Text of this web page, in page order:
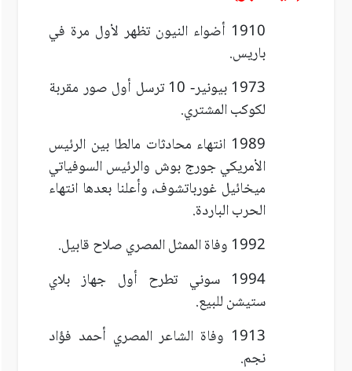
1910 أضواء النيون تظهر لأول مرة في
باريس.
1973 بيونير- 10 ترسل أول صور مقربة
لكوكب المشتري.
1989 انتهاء محادثات مالطا بين الرئيس
الأمريكي جورج بوش والرئيس السوفياتي
ميخائيل غورباتشوف، وأعلنا بعدها انتهاء
الحرب الباردة.
1992 وفاة الممثل المصري صلاح قابيل.
1994 سوني تطرح أول جهاز بلاي
ستيشن للبيع.
1913 وفاة الشاعر المصري أحمد فؤاد
نجم.